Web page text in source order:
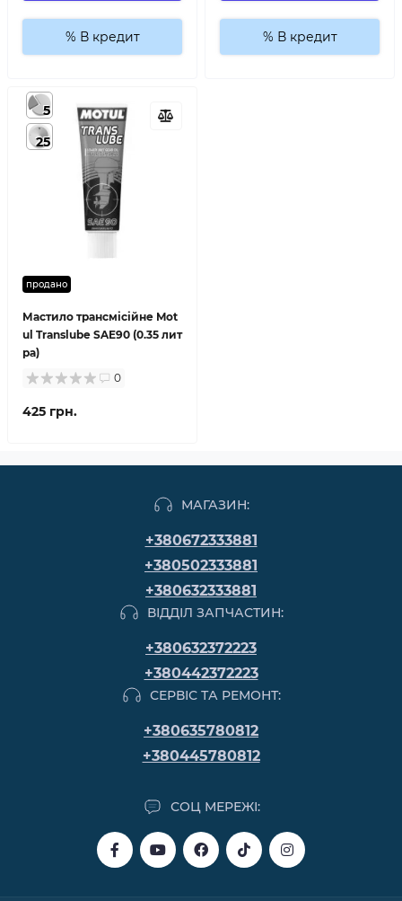
% В кредит % В кредит
продано
Мастило трансмісійне Mot
ul Translube SAE90 (0.35 лит
ра)
5
25
0
425 грн.
МАГАЗИН:
+380672333881
+380502333881
+380632333881
ВІДДІЛ ЗАПЧАСТИН:
+380632372223
+380442372223
СЕРВІС ТА РЕМОНТ:
+380635780812
+380445780812
СОЦ МЕРЕЖІ: